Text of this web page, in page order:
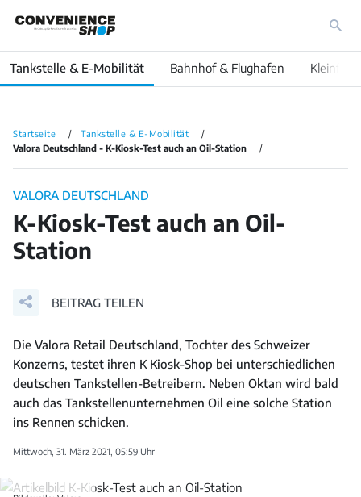
Tankstelle & E-Mobilität Bahnhof & Flughafen
Startseite
Tankstelle & E-Mobilität
Valora Deutschland - K-Kiosk-Test auch an Oil-Station
VALORA DEUTSCHLAND
K-Kiosk-Test auch an Oil-
Station
BEITRAG TEILEN
Die Valora Retail Deutschland, Tochter des Schweizer
Konzerns, testet ihren K Kiosk-Shop bei unterschiedlichen
deutschen Tankstellen-Betreibern. Neben Oktan wird bald
auch das Tankstellenunternehmen Oil eine solche Station
ins Rennen schicken.
Mittwoch, 31. März 2021, 05:59 Uhr